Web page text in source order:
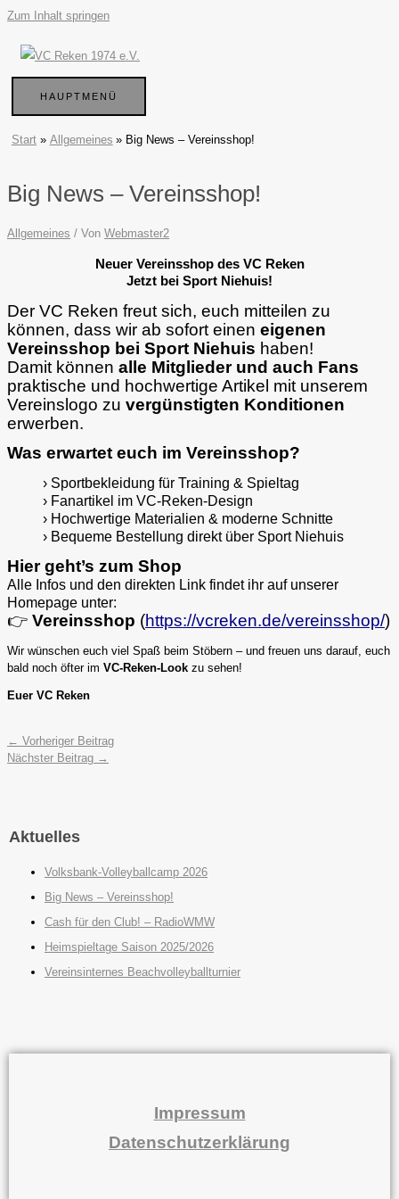
Zum Inhalt springen
HAUPTMENÜ
Start Allgemeines Big News – Vereinsshop!
Big News – Vereinsshop!
Allgemeines / Von Webmaster2
Neuer Vereinsshop des VC Reken
Jetzt bei Sport Niehuis!
Der VC Reken freut sich, euch mitteilen zu
können, dass wir ab sofort einen eigenen
Vereinsshop bei Sport Niehuis haben!
Damit können alle Mitglieder und auch Fans
praktische und hochwertige Artikel mit unserem
Vereinslogo zu vergünstigten Konditionen
erwerben.
Was erwartet euch im Vereinsshop?
› Sportbekleidung für Training & Spieltag
› Fanartikel im VC-Reken-Design
› Hochwertige Materialien & moderne Schnitte
› Bequeme Bestellung direkt über Sport Niehuis
Hier geht’s zum Shop
Alle Infos und den direkten Link findet ihr auf unserer
Homepage unter:
👉 Vereinsshop (https://vcreken.de/vereinsshop/)
Wir wünschen euch viel Spaß beim Stöbern – und freuen uns darauf, euch
bald noch öfter im VC-Reken-Look zu sehen!
Euer VC Reken
← Vorheriger Beitrag
Nächster Beitrag →
Aktuelles
Volksbank-Volleyballcamp 2026
Big News – Vereinsshop!
Cash für den Club! – RadioWMW
Heimspieltage Saison 2025/2026
Vereinsinternes Beachvolleyballturnier
Impressum
Datenschutzerklärung